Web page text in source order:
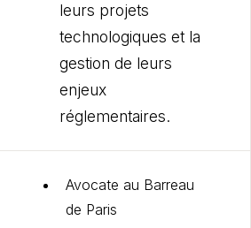
leurs projets
technologiques et la
gestion de leurs
enjeux
réglementaires.
Avocate au Barreau
de Paris